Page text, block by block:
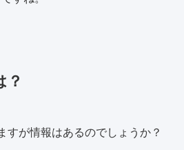
？
すが情報はあるのでしょうか？